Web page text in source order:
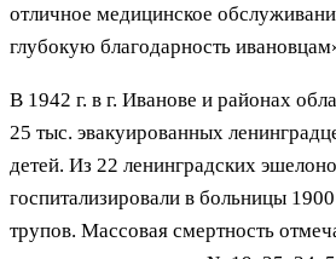
отличное медицинское
глубокую благодарность
В 1942 г. в г. Иванове и районах
25 тыс. эвакуированных
детей. Из 22 ленинградских
госпитализировали в больницы
трупов. Массовая смертность